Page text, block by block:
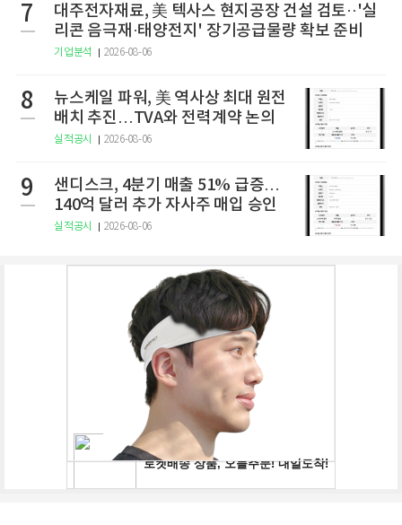
7
대주전자재료, 美 텍사스 현지공장 건설 검토··'실
리콘 음극재·태양전지' 장기공급물량 확보 준비
기업분석 2026-08-06
8
뉴스케일 파워, 美 역사상 최대 원전
배치 추진…TVA와 전력계약 논의
실적공시 2026-08-06
9
샌디스크, 4분기 매출 51% 급증…
140억 달러 추가 자사주 매입 승인
실적공시 2026-08-06